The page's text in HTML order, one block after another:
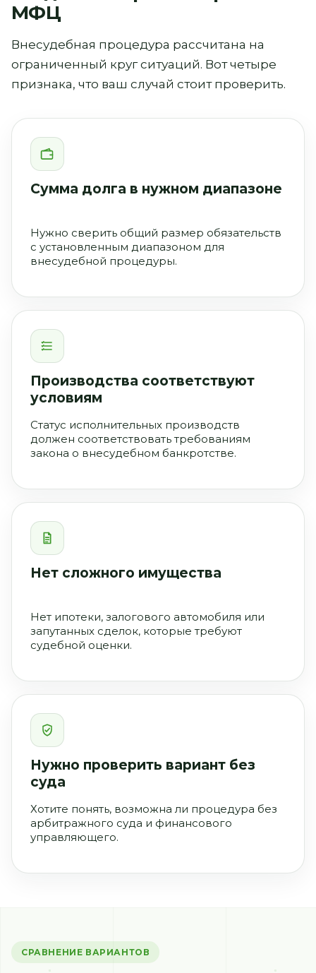
МФЦ
Внесудебная процедура рассчитана на
ограниченный круг ситуаций. Вот четыре
признака, что ваш случай стоит проверить.
Сумма долга в нужном диапазоне
Нужно сверить общий размер обязательств
с установленным диапазоном для
внесудебной процедуры.
Производства соответствуют
условиям
Статус исполнительных производств
должен соответствовать требованиям
закона о внесудебном банкротстве.
Нет сложного имущества
Нет ипотеки, залогового автомобиля или
запутанных сделок, которые требуют
судебной оценки.
Нужно проверить вариант без
суда
Хотите понять, возможна ли процедура без
арбитражного суда и финансового
управляющего.
СРАВНЕНИЕ ВАРИАНТОВ